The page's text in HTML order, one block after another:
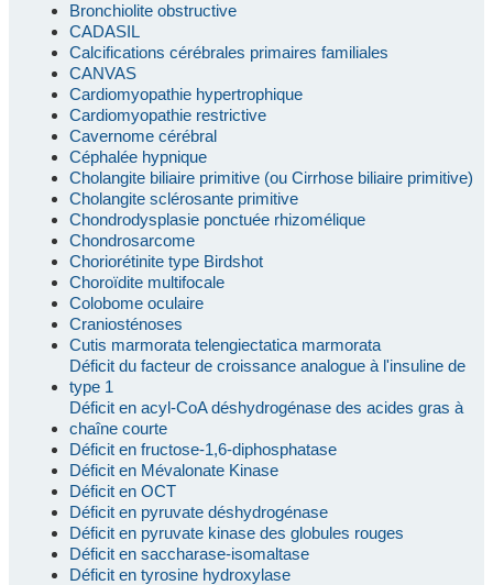
Bronchiolite obstructive
CADASIL
Calcifications cérébrales primaires familiales
CANVAS
Cardiomyopathie hypertrophique
Cardiomyopathie restrictive
Cavernome cérébral
Céphalée hypnique
Cholangite biliaire primitive (ou Cirrhose biliaire primitive)
Cholangite sclérosante primitive
Chondrodysplasie ponctuée rhizomélique
Chondrosarcome
Choriorétinite type Birdshot
Choroïdite multifocale
Colobome oculaire
Craniosténoses
Cutis marmorata telengiectatica marmorata
Déficit du facteur de croissance analogue à l'insuline de
type 1
Déficit en acyl-CoA déshydrogénase des acides gras à
chaîne courte
Déficit en fructose-1,6-diphosphatase
Déficit en Mévalonate Kinase
Déficit en OCT
Déficit en pyruvate déshydrogénase
Déficit en pyruvate kinase des globules rouges
Déficit en saccharase-isomaltase
Déficit en tyrosine hydroxylase